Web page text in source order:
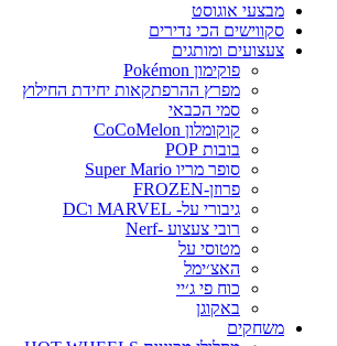
מבצעי אוגוסט
סקווישים הכי נדירים
צעצועים ומותגים
פוקימון Pokémon
מפרץ ההרפתקאות יחידת החילוץ
סמי הכבאי
קוקומלון CoCoMelon
בובות POP
סופר מריו Super Mario
פרוזן-FROZEN
גיבורי על- MARVEL וDC
רובי צעצוע -Nerf
מטוסי על
האצ׳ימל
כוח פי ג׳יי
באקוגן
משחקים